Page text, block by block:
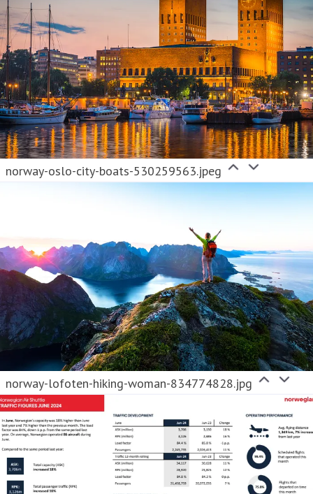
norway-oslo-city-boats-530259563.jpeg
norway-lofoten-hiking-woman-834774828.jpg